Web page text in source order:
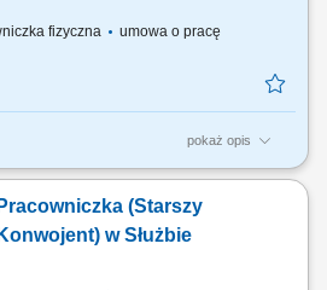
fizyczna
umowa o pracę
pokaż opis
Realizacja zadań bezpośredniej ochrony
na posterunkach stałych i w patrolu
ochranianego obiektu; Obsługa
(Starszy
w Służbie